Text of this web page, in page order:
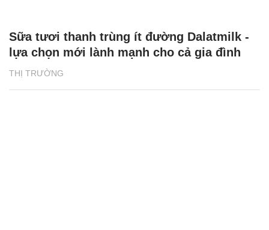
THỊ TRƯỜNG
Sữa tươi thanh trùng ít đường Dalatmilk -
lựa chọn mới lành mạnh cho cả gia đình